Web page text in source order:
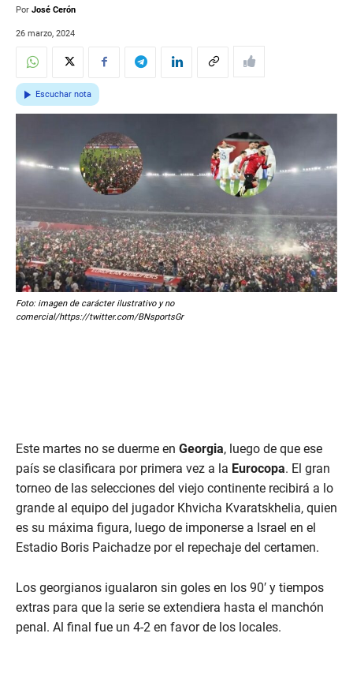
Por José Cerón
26 marzo, 2024
Escuchar nota
Foto: imagen de carácter ilustrativo y no
comercial/https://twitter.com/BNsportsGr
Este martes no se duerme en Georgia, luego de que ese
país se clasificara por primera vez a la Eurocopa. El gran
torneo de las selecciones del viejo continente recibirá a lo
grande al equipo del jugador Khvicha Kvaratskhelia, quien
es su máxima figura, luego de imponerse a Israel en el
Estadio Boris Paichadze por el repechaje del certamen.
Los georgianos igualaron sin goles en los 90′ y tiempos
extras para que la serie se extendiera hasta el manchón
penal. Al final fue un 4-2 en favor de los locales.